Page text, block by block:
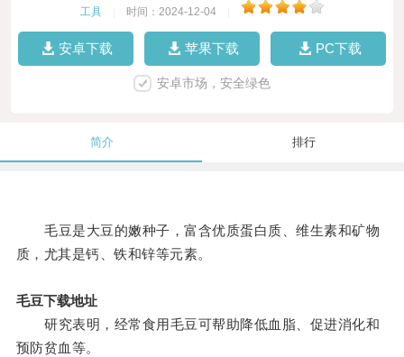
工具 时间：2024-12-04
安卓下载 苹果下载 PC下载
安卓市场，安全绿色
简介 排行
毛豆是大豆的嫩种子，富含优质蛋白质、维生素和矿物
质，尤其是钙、铁和锌等元素。
毛豆下载地址
研究表明，经常食用毛豆可帮助降低血脂、促进消化和
预防贫血等。